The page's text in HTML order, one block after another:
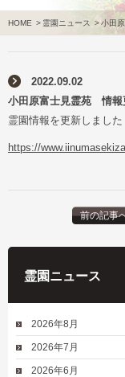
HOME > 霊園ニュース >小田
2022.09.02
小田原富士見霊苑 情報
霊園情報を更新しました
https://
前の記事
霊園ニュース
2026年8月
2026年7月
2026年6月